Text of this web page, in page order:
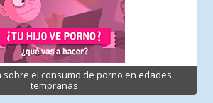
sobre el consumo de porno en edades
tempranas